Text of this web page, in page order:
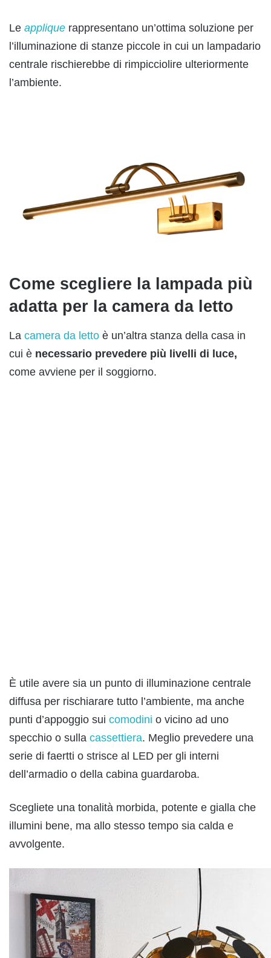
Le applique rappresentano un’ottima soluzione per
l’illuminazione di stanze piccole in cui un lampadario
centrale rischierebbe di rimpicciolire ulteriormente
l’ambiente.
Come scegliere la lampada più
adatta per la camera da letto
La camera da letto è un’altra stanza della casa in
cui è necessario prevedere più livelli di luce,
come avviene per il soggiorno.
È utile avere sia un punto di illuminazione centrale
diffusa per rischiarare tutto l’ambiente, ma anche
punti d’appoggio sui comodini o vicino ad uno
specchio o sulla cassettiera. Meglio prevedere una
serie di faertti o strisce al LED per gli interni
dell’armadio o della cabina guardaroba.
Scegliete una tonalità morbida, potente e gialla che
illumini bene, ma allo stesso tempo sia calda e
avvolgente.